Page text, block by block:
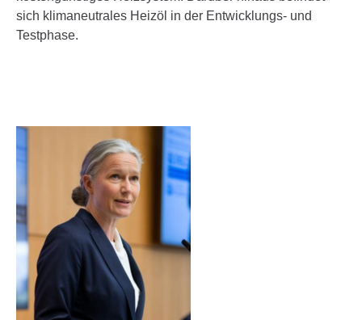
sich klima­neu­trales Heizöl in der Entwick­lungs- und
Testphase.